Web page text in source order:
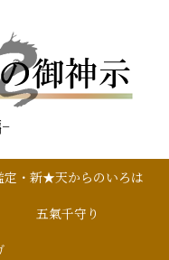
定・新★天からのいろは
五氣千守り